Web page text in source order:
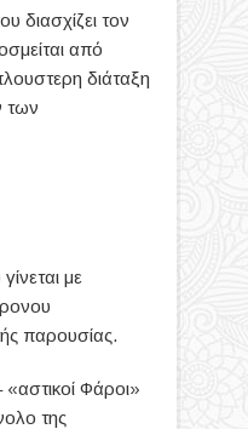
διασχίζει τον
από
διάταξη
των
με
παρουσίας.
Φάροι»
της